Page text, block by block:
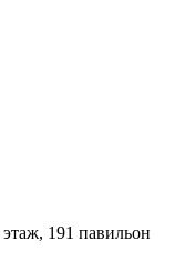
191 павильон